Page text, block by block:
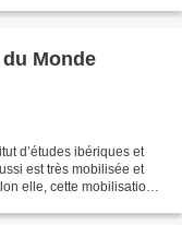
Monde
d’études ibériques et
est très mobilisée et
elle, cette mobilisation